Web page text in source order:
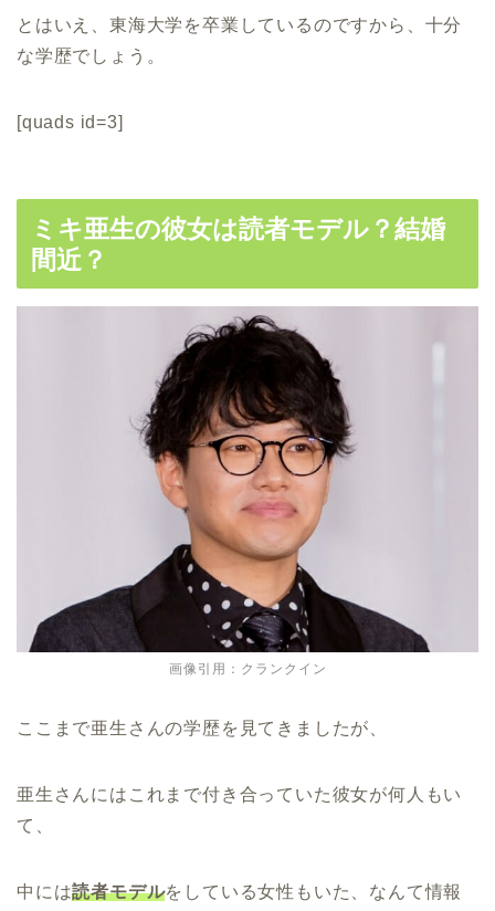
とはいえ、東海大学を卒業しているのですから、十分
な学歴でしょう。
[quads id=3]
ミキ亜生の彼女は読者モデル？結婚
間近？
画像引用：クランクイン
ここまで亜生さんの学歴を見てきましたが、
亜生さんにはこれまで付き合っていた彼女が何人もい
て、
中には読者モデルをしている女性もいた、なんて情報